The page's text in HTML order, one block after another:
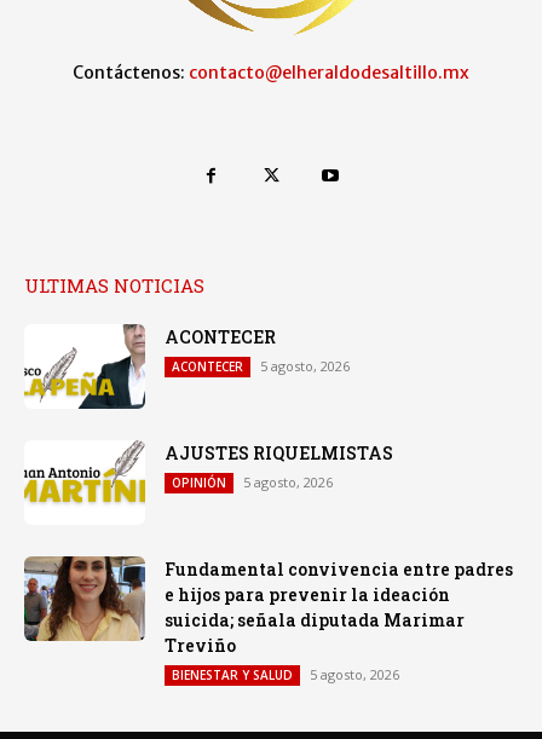
Contáctenos: contacto@elheraldodesaltillo.mx
ULTIMAS NOTICIAS
ACONTECER
ACONTECER 5 agosto, 2026
AJUSTES RIQUELMISTAS
OPINIÓN 5 agosto, 2026
Fundamental convivencia entre padres
e hijos para prevenir la ideación
suicida; señala diputada Marimar
Treviño
BIENESTAR Y SALUD 5 agosto, 2026